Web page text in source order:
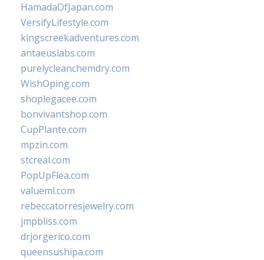
HamadaOfJapan.com
VersifyLifestyle.com
kingscreekadventures.com
antaeuslabs.com
purelycleanchemdry.com
WishOping.com
shoplegacee.com
bonvivantshop.com
CupPlante.com
mpzin.com
stcreal.com
PopUpFlea.com
valueml.com
rebeccatorresjewelry.com
jmpbliss.com
drjorgerico.com
queensushipa.com